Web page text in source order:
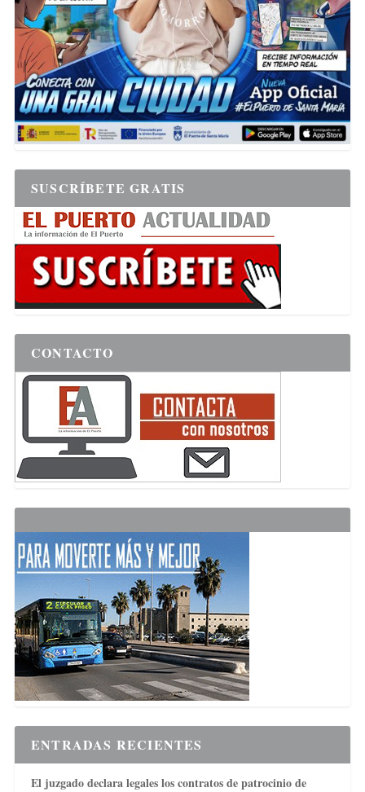
SUSCRÍBETE GRATIS
CONTACTO
ENTRADAS RECIENTES
El juzgado declara legales los contratos de patrocinio de